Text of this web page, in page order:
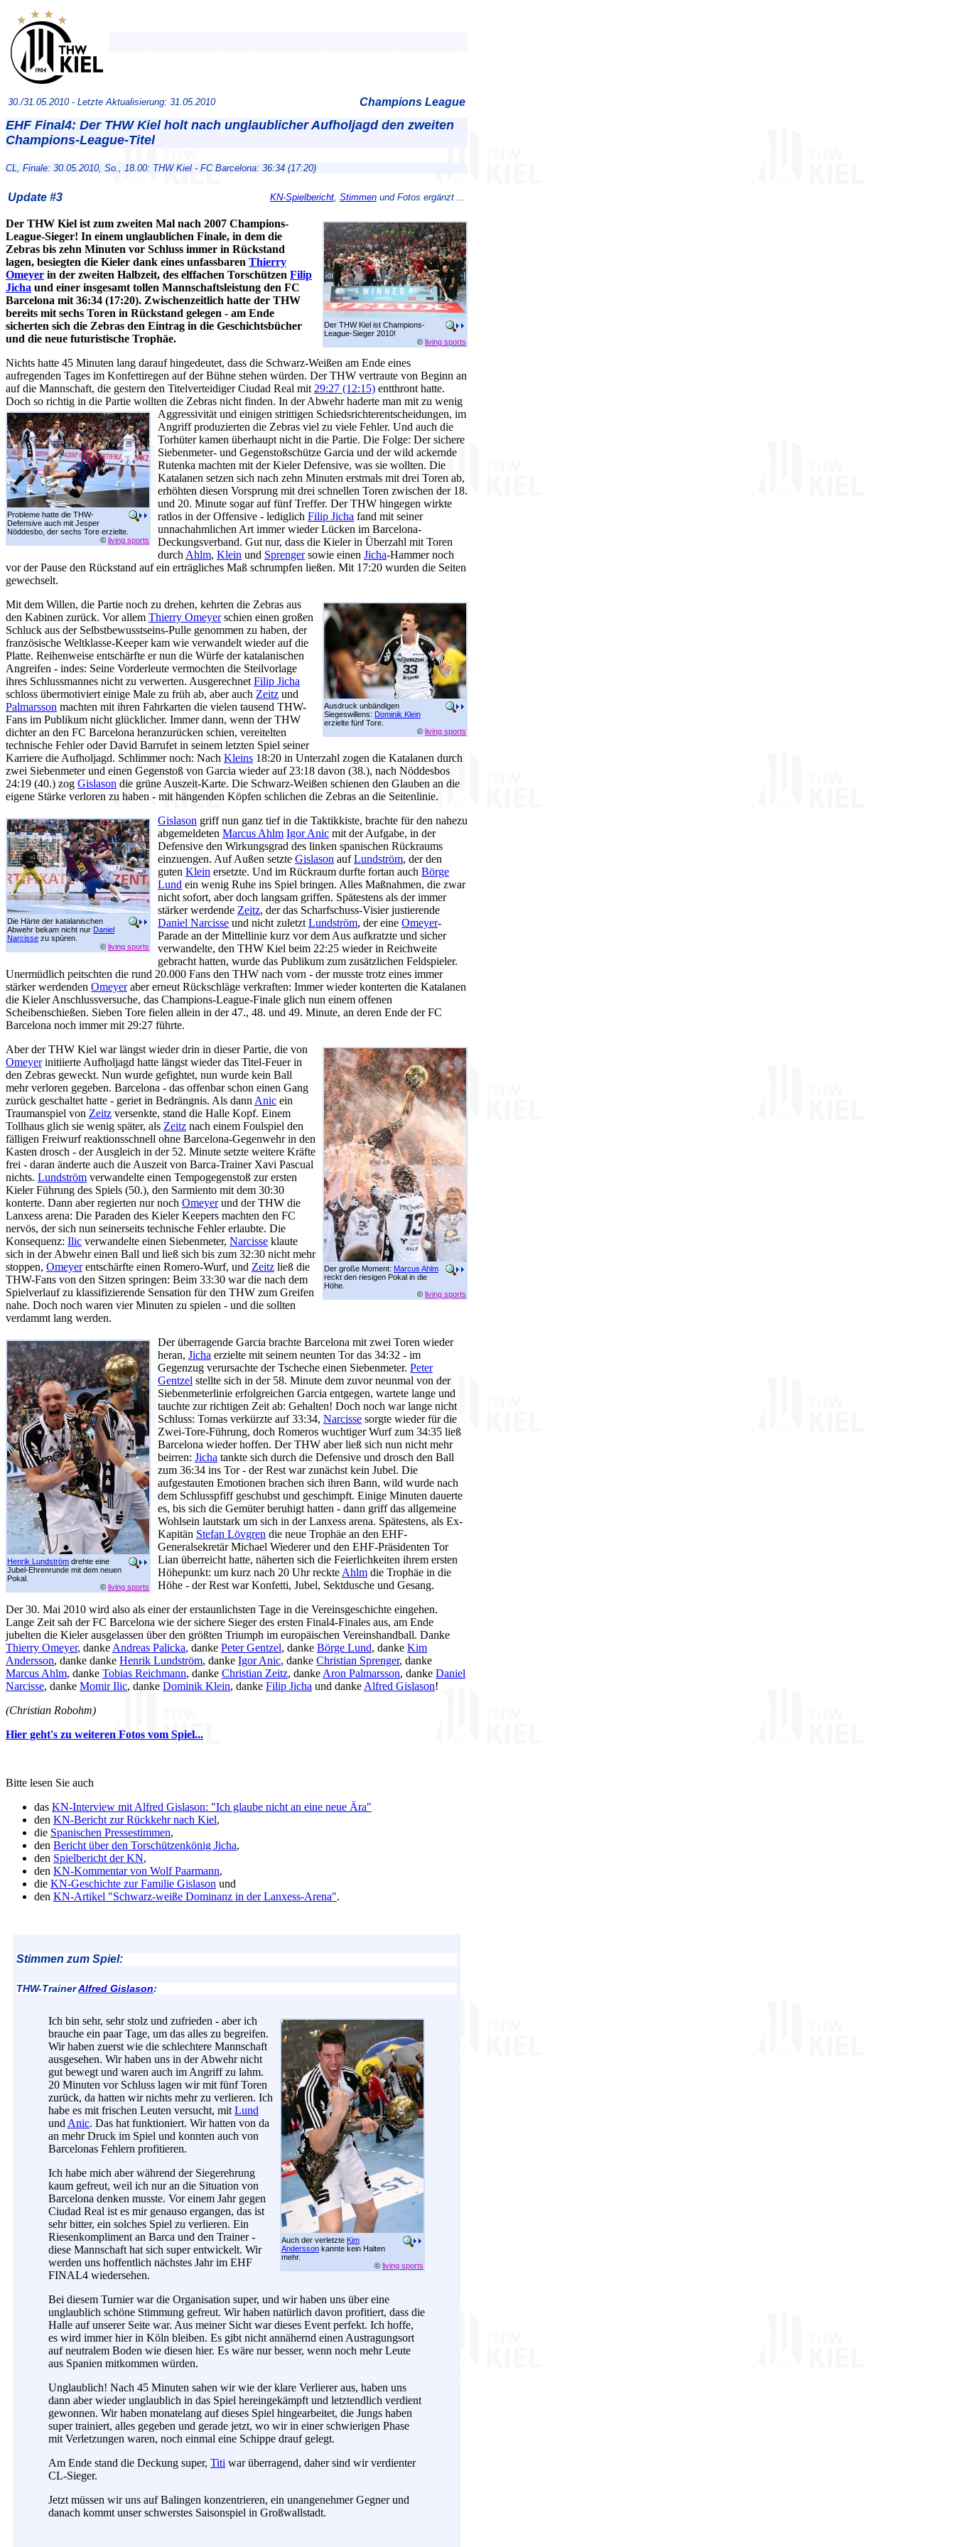
30./31.05.2010 - Letzte Aktualisierung: 31.05.2010 Champions League
EHF Final4: Der THW Kiel holt nach unglaublicher Aufholjagd den zweiten
Champions-League-Titel
CL, Finale: 30.05.2010, So., 18.00: THW Kiel - FC Barcelona: 36:34 (17:20)
Update #3 KN-Spielbericht Stimmen und Fotos ergänzt ...
Der THW Kiel ist Champions-
League-Sieger 2010!
© living sports
Der THW Kiel ist zum zweiten Mal nach 2007 Champions-
League-Sieger! In einem unglaublichen Finale, in dem die
Zebras bis zehn Minuten vor Schluss immer in Rückstand
lagen, besiegten die Kieler dank eines unfassbaren Thierry
Omeyer in der zweiten Halbzeit, des elffachen Torschützen Filip
Jicha und einer insgesamt tollen Mannschaftsleistung den FC
Barcelona mit 36:34 (17:20). Zwischenzeitlich hatte der THW
bereits mit sechs Toren in Rückstand gelegen - am Ende
sicherten sich die Zebras den Eintrag in die Geschichtsbücher
und die neue futuristische Trophäe.
Nichts hatte 45 Minuten lang darauf hingedeutet, dass die Schwarz-Weißen am Ende eines
aufregenden Tages im Konfettiregen auf der Bühne stehen würden. Der THW vertraute von Beginn an
auf die Mannschaft, die gestern den Titelverteidiger Ciudad Real mit 29:27 (12:15) entthront hatte.
Doch so richtig in die Partie wollten die Zebras nicht finden. In der Abwehr haderte man mit zu wenig
Probleme hatte die THW-
Defensive auch mit Jesper
Nöddesbo, der sechs Tore erzielte.
© living sports
Aggressivität und einigen strittigen Schiedsrichterentscheidungen, im
Angriff produzierten die Zebras viel zu viele Fehler. Und auch die
Torhüter kamen überhaupt nicht in die Partie. Die Folge: Der sichere
Siebenmeter- und Gegenstoßschütze Garcia und der wild ackernde
Rutenka machten mit der Kieler Defensive, was sie wollten. Die
Katalanen setzen sich nach zehn Minuten erstmals mit drei Toren ab,
erhöhten diesen Vorsprung mit drei schnellen Toren zwischen der 18.
und 20. Minute sogar auf fünf Treffer. Der THW hingegen wirkte
ratlos in der Offensive - lediglich Filip Jicha fand mit seiner
unnachahmlichen Art immer wieder Lücken im Barcelona-
Deckungsverband. Gut nur, dass die Kieler in Überzahl mit Toren
durch Ahlm, Klein und Sprengersowie einen Jicha-Hammer noch
vor der Pause den Rückstand auf ein erträgliches Maß schrumpfen ließen. Mit 17:20 wurden die Seiten
gewechselt.
Ausdruck unbändigen
Siegeswillens: Dominik Klein
erzielte fünf Tore.
© living sports
Mit dem Willen, die Partie noch zu drehen, kehrten die Zebras aus
den Kabinen zurück. Vor allem Thierry Omeyerschien einen großen
Schluck aus der Selbstbewusstseins-Pulle genommen zu haben, der
französische Weltklasse-Keeper kam wie verwandelt wieder auf die
Platte. Reihenweise entschärfte er nun die Würfe der katalanischen
Angreifen - indes: Seine Vorderleute vermochten die Steilvorlage
ihres Schlussmannes nicht zu verwerten. Ausgerechnet Filip Jicha
schloss übermotiviert einige Male zu früh ab, aber auch Zeitz und
Palmarsson machten mit ihren Fahrkarten die vielen tausend THW-
Fans im Publikum nicht glücklicher. Immer dann, wenn der THW
dichter an den FC Barcelona heranzurücken schien, vereitelten
technische Fehler oder David Barrufet in seinem letzten Spiel seiner
Karriere die Aufholjagd. Schlimmer noch: Nach Kleins 18:20 in Unterzahl zogen die Katalanen durch
zwei Siebenmeter und einen Gegenstoß von Garcia wieder auf 23:18 davon (38.), nach Nöddesbos
24:19 (40.) zog Gislason die grüne Auszeit-Karte. Die Schwarz-Weißen schienen den Glauben an die
eigene Stärke verloren zu haben - mit hängenden Köpfen schlichen die Zebras an die Seitenlinie.
Die Härte der katalanischen
Abwehr bekam nicht nur Daniel
Narcisse zu spüren.
© living sports
Gislason griff nun ganz tief in die Taktikkiste, brachte für den nahezu
abgemeldeten Marcus Ahlm Igor Anic mit der Aufgabe, in der
Defensive den Wirkungsgrad des linken spanischen Rückraums
einzuengen. Auf Außen setzte Gislason aufLundström, der den
guten Klein ersetzte. Und im Rückraum durfte fortan auch Börge
Lund ein wenig Ruhe ins Spiel bringen. Alles Maßnahmen, die zwar
nicht sofort, aber doch langsam griffen. Spätestens als der immer
stärker werdende Zeitz, der das Scharfschuss-Visier justierende
Daniel Narcisse und nicht zuletzt Lundström, der eine Omeyer-
Parade an der Mittellinie kurz vor dem Aus aufkratzte und sicher
verwandelte, den THW Kiel beim 22:25 wieder in Reichweite
gebracht hatten, wurde das Publikum zum zusätzlichen Feldspieler.
Unermüdlich peitschten die rund 20.000 Fans den THW nach vorn - der musste trotz eines immer
stärker werdenden Omeyeraber erneut Rückschläge verkraften: Immer wieder konterten die Katalanen
die Kieler Anschlussversuche, das Champions-League-Finale glich nun einem offenen
Scheibenschießen. Sieben Tore fielen allein in der 47., 48. und 49. Minute, an deren Ende der FC
Barcelona noch immer mit 29:27 führte.
Der große Moment: Marcus Ahlm
reckt den riesigen Pokal in die
Höhe.
© living sports
Aber der THW Kiel war längst wieder drin in dieser Partie, die von
Omeyerinitiierte Aufholjagd hatte längst wieder das Titel-Feuer in
den Zebras geweckt. Nun wurde gefightet, nun wurde kein Ball
mehr verloren gegeben. Barcelona - das offenbar schon einen Gang
zurück geschaltet hatte - geriet in Bedrängnis. Als dann Anic ein
Traumanspiel von Zeitz versenkte, stand die Halle Kopf. Einem
Tollhaus glich sie wenig später, als Zeitz nach einem Foulspiel den
fälligen Freiwurf reaktionsschnell ohne Barcelona-Gegenwehr in den
Kasten drosch - der Ausgleich in der 52. Minute setzte weitere Kräfte
frei - daran änderte auch die Auszeit von Barca-Trainer Xavi Pascual
nichts. Lundström verwandelte einen Tempogegenstoß zur ersten
Kieler Führung des Spiels (50.), den Sarmiento mit dem 30:30
konterte. Dann aber regierten nur noch Omeyerund der THW die
Lanxess arena: Die Paraden des Kieler Keepers machten den FC
nervös, der sich nun seinerseits technische Fehler erlaubte. Die
Konsequenz: Ilic verwandelte einen Siebenmeter, Narcisse klaute
sich in der Abwehr einen Ball und ließ sich bis zum 32:30 nicht mehr
stoppen, Omeyerentschärfte einen Romero-Wurf, und Zeitz ließ die
THW-Fans von den Sitzen springen: Beim 33:30 war die nach dem
Spielverlauf zu klassifizierende Sensation für den THW zum Greifen
nahe. Doch noch waren vier Minuten zu spielen - und die sollten
verdammt lang werden.
Henrik Lundström drehte eine
Jubel-Ehrenrunde mit dem neuen
Pokal.
© living sports
Der überragende Garcia brachte Barcelona mit zwei Toren wieder
heran, Jicha erzielte mit seinem neunten Tor das 34:32 - im
Gegenzug verursachte der Tscheche einen Siebenmeter. Peter
Gentzel stellte sich in der 58. Minute dem zuvor neunmal von der
Siebenmeterlinie erfolgreichen Garcia entgegen, wartete lange und
tauchte zur richtigen Zeit ab: Gehalten! Doch noch war lange nicht
Schluss: Tomas verkürzte auf 33:34, Narcisse sorgte wieder für die
Zwei-Tore-Führung, doch Romeros wuchtiger Wurf zum 34:35 ließ
Barcelona wieder hoffen. Der THW aber ließ sich nun nicht mehr
beirren: Jicha tankte sich durch die Defensive und drosch den Ball
zum 36:34 ins Tor - der Rest war zunächst kein Jubel. Die
aufgestauten Emotionen brachen sich ihren Bann, wild wurde nach
dem Schlusspfiff geschubst und geschimpft. Einige Minuten dauerte
es, bis sich die Gemüter beruhigt hatten - dann griff das allgemeine
Wohlsein lautstark um sich in der Lanxess arena. Spätestens, als Ex-
Kapitän Stefan Lövgren die neue Trophäe an den EHF-
Generalsekretär Michael Wiederer und den EHF-Präsidenten Tor
Lian überreicht hatte, näherten sich die Feierlichkeiten ihrem ersten
Höhepunkt: um kurz nach 20 Uhr reckte Ahlm die Trophäe in die
Höhe - der Rest war Konfetti, Jubel, Sektdusche und Gesang.
Der 30. Mai 2010 wird also als einer der erstaunlichsten Tage in die Vereinsgeschichte eingehen.
Lange Zeit sah der FC Barcelona wie der sichere Sieger des ersten Final4-Finales aus, am Ende
jubelten die Kieler ausgelassen über den größten Triumph im europäischen Vereinshandball. Danke
Thierry Omeyer, danke Andreas Palicka, danke Peter Gentzel, danke Börge Lund, danke Kim
Andersson, danke danke Henrik Lundström, danke Igor Anic, danke Christian Sprenger, danke
Marcus Ahlm, danke Tobias Reichmann, danke Christian Zeitz, danke Aron Palmarsson, danke Daniel
Narcisse, danke Momir Ilic, danke Dominik Klein, danke Filip Jicha und danke Alfred Gislason!
(Christian Robohm)
Hier geht's zu weiteren Fotos vom Spiel...
Bitte lesen Sie auch
das KN-Interview mit Alfred Gislason: "Ich glaube nicht an eine neue Ära"
den KN-Bericht zur Rückkehr nach Kiel,
die Spanischen Pressestimmen,
den Bericht über den Torschützenkönig Jicha,
den Spielbericht der KN,
den KN-Kommentar von Wolf Paarmann,
die KN-Geschichte zur Familie Gislason und
den KN-Artikel "Schwarz-weiße Dominanz in der Lanxess-Arena".
Stimmen zum Spiel:
THW-TrainerAlfred Gislason:
Auch der verletzte Kim
Andersson kannte kein Halten
mehr.
© living sports
Ich bin sehr, sehr stolz und zufrieden - aber ich
brauche ein paar Tage, um das alles zu begreifen.
Wir haben zuerst wie die schlechtere Mannschaft
ausgesehen. Wir haben uns in der Abwehr nicht
gut bewegt und waren auch im Angriff zu lahm.
20 Minuten vor Schluss lagen wir mit fünf Toren
zurück, da hatten wir nichts mehr zu verlieren. Ich
habe es mit frischen Leuten versucht, mit Lund
und Anic. Das hat funktioniert. Wir hatten von da
an mehr Druck im Spiel und konnten auch von
Barcelonas Fehlern profitieren.
Ich habe mich aber während der Siegerehrung
kaum gefreut, weil ich nur an die Situation von
Barcelona denken musste. Vor einem Jahr gegen
Ciudad Real ist es mir genauso ergangen, das ist
sehr bitter, ein solches Spiel zu verlieren. Ein
Riesenkompliment an Barca und den Trainer -
diese Mannschaft hat sich super entwickelt. Wir
werden uns hoffentlich nächstes Jahr im EHF
FINAL4 wiedersehen.
Bei diesem Turnier war die Organisation super, und wir haben uns über eine
unglaublich schöne Stimmung gefreut. Wir haben natürlich davon profitiert, dass die
Halle auf unserer Seite war. Aus meiner Sicht war dieses Event perfekt. Ich hoffe,
es wird immer hier in Köln bleiben. Es gibt nicht annähernd einen Austragungsort
auf neutralem Boden wie diesen hier. Es wäre nur besser, wenn noch mehr Leute
aus Spanien mitkommen würden.
Unglaublich! Nach 45 Minuten sahen wir wie der klare Verlierer aus, haben uns
dann aber wieder unglaublich in das Spiel hereingekämpft und letztendlich verdient
gewonnen. Wir haben monatelang auf dieses Spiel hingearbeitet, die Jungs haben
super trainiert, alles gegeben und gerade jetzt, wo wir in einer schwierigen Phase
mit Verletzungen waren, noch einmal eine Schippe drauf gelegt.
Am Ende stand die Deckung super, Titi war überragend, daher sind wir verdienter
CL-Sieger.
Jetzt müssen wir uns auf Balingen konzentrieren, ein unangenehmer Gegner und
danach kommt unser schwerstes Saisonspiel in Großwallstadt.